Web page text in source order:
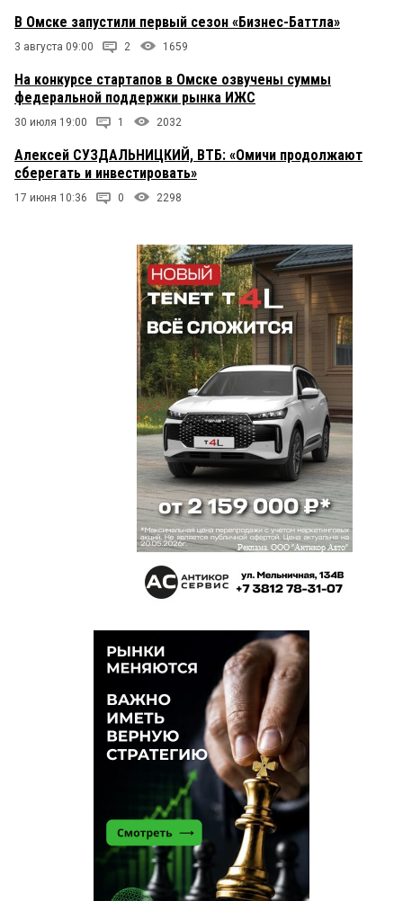
В Омске запустили первый сезон «Бизнес-Баттла»
3 августа 09:00 2 1659
На конкурсе стартапов в Омске озвучены суммы
федеральной поддержки рынка ИЖС
30 июля 19:00 1 2032
Алексей СУЗДАЛЬНИЦКИЙ, ВТБ: «Омичи продолжают
сберегать и инвестировать»
17 июня 10:36 0 2298